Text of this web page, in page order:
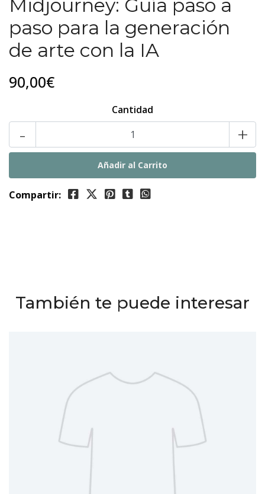
Midjourney: Guía paso a
paso para la generación
de arte con la IA
90,00€
Cantidad
- +
Compartir:
También te puede interesar